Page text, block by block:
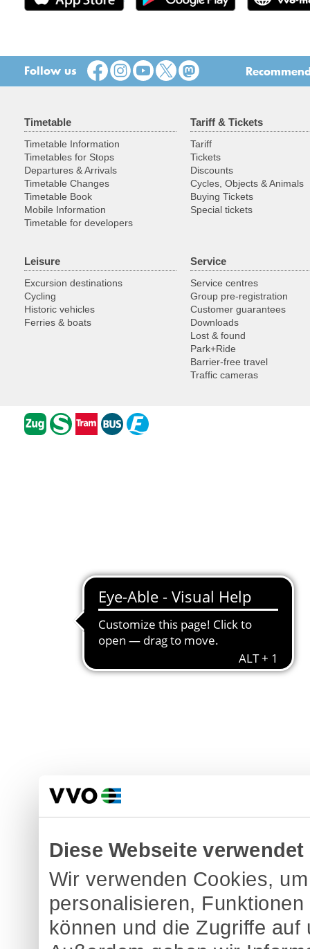
Diese Webseite
Wir verwenden Cookies,
personalisieren,
können und die Zugriffe
Follow us
Timetable
Timetable Information
Timetables for Stops
Departures & Arrivals
Timetable Changes
Timetable Book
Mobile Information
Timetable for developers
Tariff & Tickets
Tariff
Tickets
Discounts
Cycles, Objects & Animals
Buying Tickets
Special tickets
Leisure
Excursion destinations
Cycling
Historic vehicles
Ferries & boats
Service
Service centres
Group pre-registration
Customer guarantees
Downloads
Lost & found
Park+Ride
Barrier-free travel
Traffic cameras